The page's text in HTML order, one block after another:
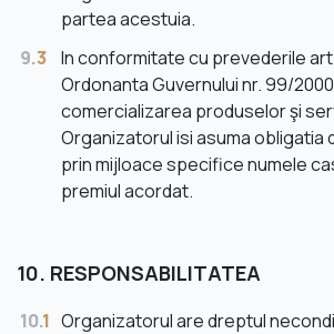
partea acestuia.
9.3 In conformitate cu prevederile
Ordonanta Guvernului nr. 99/
comercializarea produselor şi
Organizatorul isi asuma obligatia
prin mijloace specifice numele
premiul acordat.
10. RESPONSABILITATEA
10.1 Organizatorul are dreptul